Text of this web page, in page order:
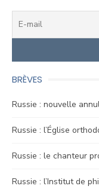
BRÈVES
Russie : nouvelle
Russie : l’Église
Russie : le chanteur
Russie : l’Institut de